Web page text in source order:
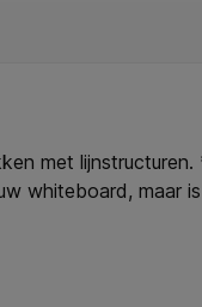
met
whiteboard, maar